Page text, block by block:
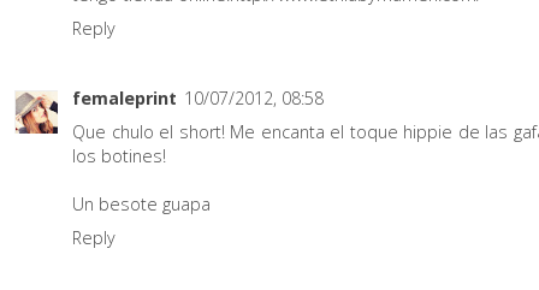
Reply
femaleprint 10/07/2012, 08:58
Que chulo el short! Me encanta el toque hippie de las
los botines!
Un besote guapa
Reply